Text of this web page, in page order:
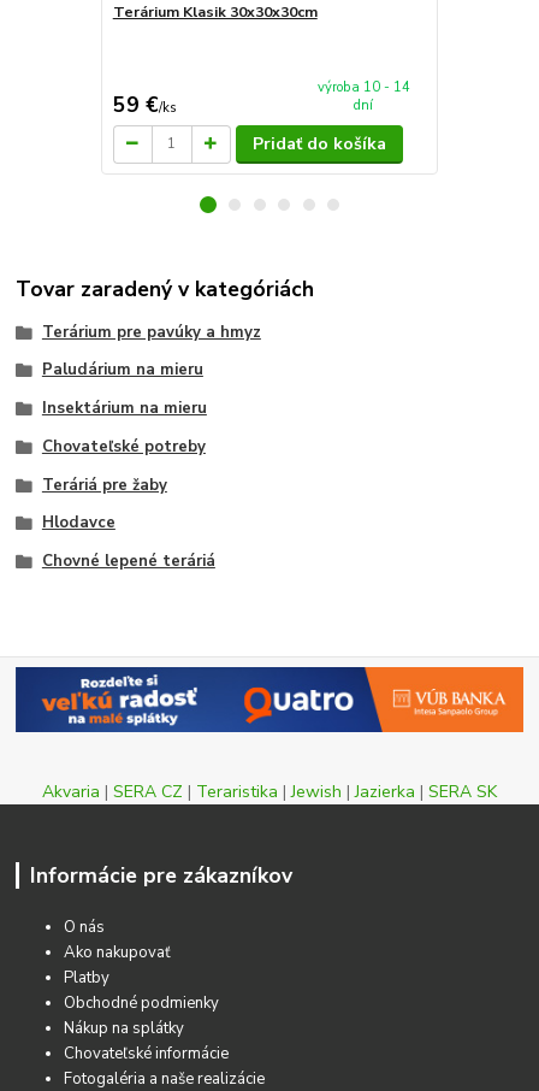
Terárium Klasik 30x30x30cm
59 €/ks
výroba 10 - 14
dní
Pridať do košíka
Tovar zaradený v kategóriách
Terárium pre pavúky a hmyz
Paludárium na mieru
Insektárium na mieru
Chovateľské potreby
Teráriá pre žaby
Hlodavce
Chovné lepené teráriá
Akvaria | SERA CZ | Teraristika |Jewish |Jazierka | SERA SK
Informácie pre zákazníkov
O nás
Ako nakupovať
Platby
Obchodné podmienky
Nákup na splátky
Chovateľské informácie
Fotogaléria a naše realizácie